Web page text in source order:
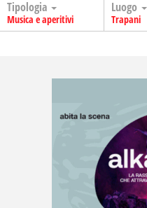
Tipologia
Musica e aperitivi
Luogo
Trapani